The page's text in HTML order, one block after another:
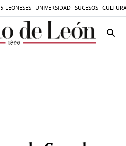
LEONESES UNIVERSIDAD SUCESOS